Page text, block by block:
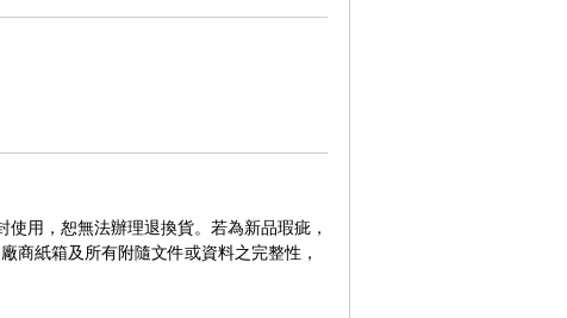
用，恕無法辦理退換貨。若為新品瑕疵，
商紙箱及所有附隨文件或資料之完整性，